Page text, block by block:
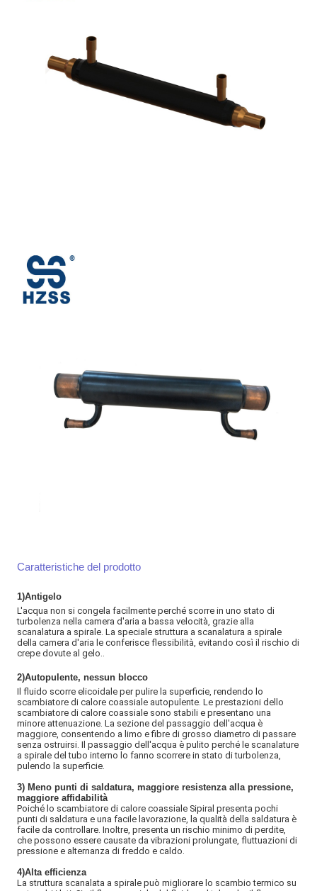
Caratteristiche del prodotto
1)Antigelo
L'acqua non si congela facilmente perché scorre in uno stato di
turbolenza nella camera d'aria a bassa velocità, grazie alla
scanalatura a spirale. La speciale struttura a scanalatura a spirale
della camera d'aria le conferisce flessibilità, evitando così il rischio di
crepe dovute al gelo..
2)Autopulente, nessun blocco
Il fluido scorre elicoidale per pulire la superficie, rendendo lo
scambiatore di calore coassiale autopulente. Le prestazioni dello
scambiatore di calore coassiale sono stabili e presentano una
minore attenuazione. La sezione del passaggio dell'acqua è
maggiore, consentendo a limo e fibre di grosso diametro di passare
senza ostruirsi. Il passaggio dell'acqua è pulito perché le scanalature
a spirale del tubo interno lo fanno scorrere in stato di turbolenza,
pulendo la superficie.
3) Meno punti di saldatura, maggiore resistenza alla pressione,
maggiore affidabilità
Poiché lo scambiatore di calore coassiale Sipiral presenta pochi
punti di saldatura e una facile lavorazione, la qualità della saldatura è
facile da controllare. Inoltre, presenta un rischio minimo di perdite,
che possono essere causate da vibrazioni prolungate, fluttuazioni di
pressione e alternanza di freddo e caldo.
4)Alta efficienza
La struttura scanalata a spirale può migliorare lo scambio termico su